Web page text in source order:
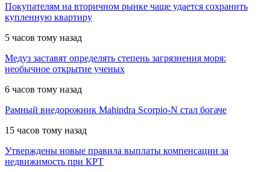
Покупателям на вторичном рынке чаще удается сохранить
купленную квартиру
5 часов тому назад
Медуз заставят определять степень загрязнения моря:
необычное открытие ученых
6 часов тому назад
Рамный внедорожник Mahindra Scorpio-N стал богаче
15 часов тому назад
Утверждены новые правила выплаты компенсации за
недвижимость при КРТ